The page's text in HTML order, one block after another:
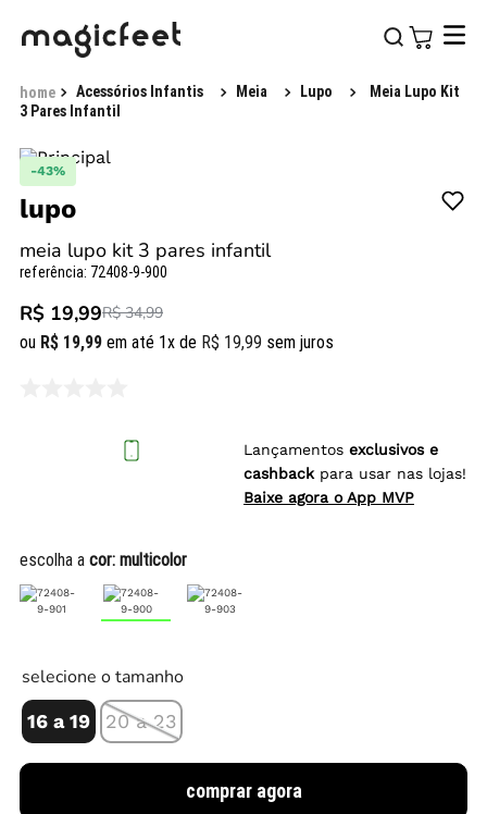
Acessórios Infantis Meia Lupo
Meia Lupo Kit
3 Pares Infantil
-43%
lupo
meia lupo kit 3 pares infantil
referência: 72408-9-900
R$ 19,99R$ 34,99
ou R$ 19,99 em até 1x de R$ 19,99 sem juros
Lançamentos exclusivos e
cashback para usar nas lojas!
Baixe agora o App MVP
escolha a cor: multicolor
selecione o tamanho
16 a 19 20 a 23
comprar agora